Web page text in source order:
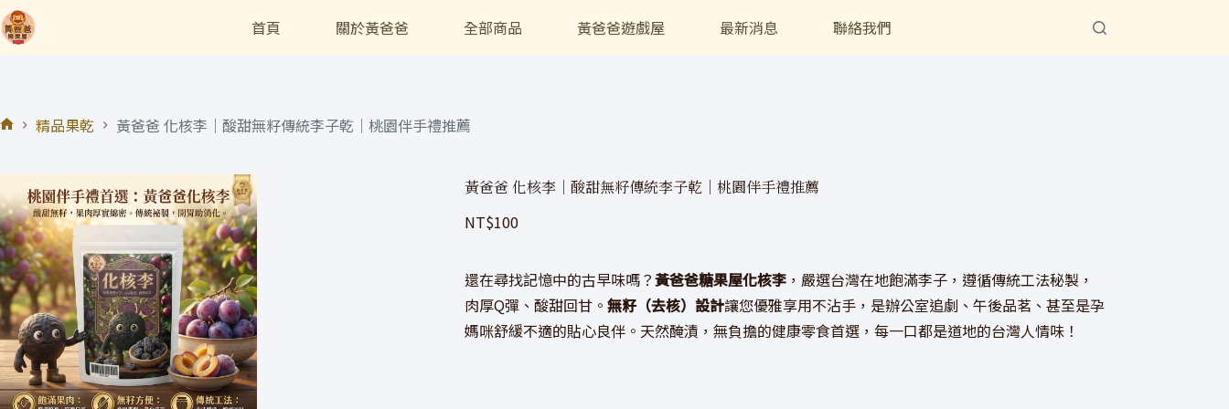
首頁 關於黃爸爸 全部商品 黃爸爸遊戲屋 最新消息 聯絡我們
精品果乾 黃爸爸 化核李｜酸甜無籽傳統李子乾｜桃園伴手禮推薦
黃爸爸 化核李｜酸甜無籽傳統李子乾｜桃園伴手禮推薦
NT$100
還在尋找記憶中的古早味嗎？黃爸爸糖果屋化核李，嚴選台灣在地飽滿李子，遵循傳統工法秘製，
肉厚Q彈、酸甜回甘。 無籽（去核）設計讓您優雅享用不沾手，是辦公室追劇、午後品茗、甚至是孕
媽咪舒緩不適的貼心良伴。天然醃漬，無負擔的健康零食首選，每一口都是道地的台灣人情味！